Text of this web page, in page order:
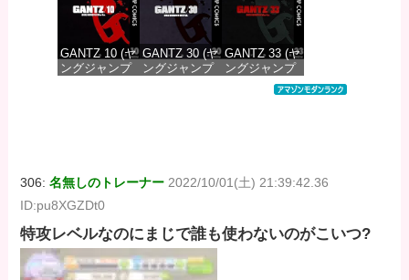
GANTZ 10 (ヤ
ングジャンプ
GANTZ 30 (ヤ
ングジャンプ
GANTZ 33 (ヤ
ングジャンプ
コミックス
306:名無しのトレーナー 2022/10/01(土) 21:39:42.36
ID:pu8XGZDt0
特攻レベルなのにまじで誰も使わないのがこいつ?